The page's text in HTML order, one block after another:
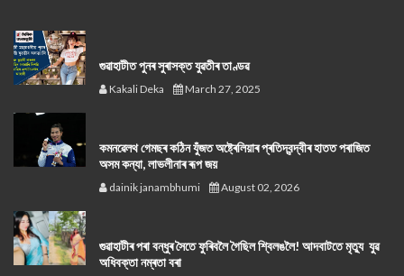
গুৱাহাটীত পুনৰ সুৰাসক্ত যুৱতীৰ তাণ্ডৱ
Kakali Deka March 27, 2025
কমনৱেলথ গেমছৰ কঠিন যুঁজত অষ্ট্ৰেলিয়াৰ প্ৰতিদ্বন্দ্বীৰ হাতত পৰাজিত
অসম কন্যা, লাভলীনাৰ ৰূপ জয়
dainik janambhumi August 02, 2026
গুৱাহাটীৰ পৰা বন্ধুৰ সৈতে ফুৰিবলৈ গৈছিল শ্বিলঙলৈ! আদবাটতে মৃত্যু যুৱ
অধিবক্তা নম্ৰতা বৰা